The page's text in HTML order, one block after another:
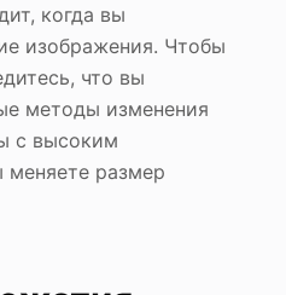
когда вы
изображения. Чтобы
что вы
методы изменения
с высоким
меняете размер